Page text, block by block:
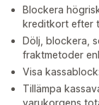
Blockera
kreditkort efter
Dölj, blockera,
fraktmetoder
Visa
Tillämpa